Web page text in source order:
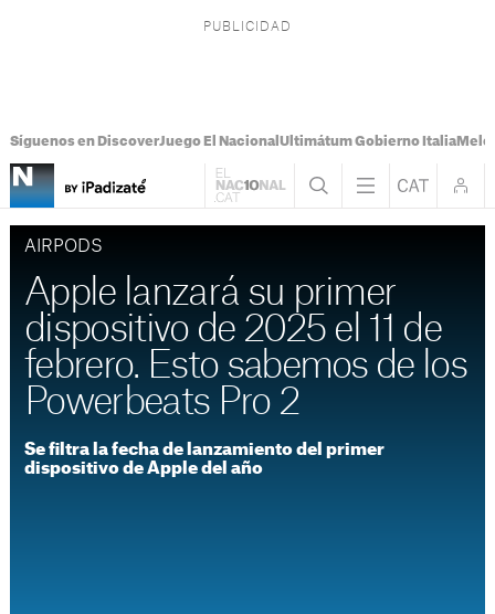
Síguenos en DiscoverJuego El Nacional Ultimátum Gobierno Italia
AIRPODS
Apple lanzará su primer
dispositivo de 2025 el 11 de
febrero. Esto sabemos de los
Powerbeats Pro 2
Se filtra la fecha de lanzamiento del primer
dispositivo de Apple del año